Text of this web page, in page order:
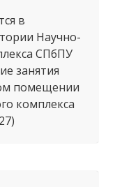
в
Научно-
СПбПУ
занятия
помещении
комплекса